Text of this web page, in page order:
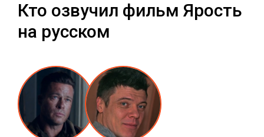
Кто озвучил фильм Ярость
на русском